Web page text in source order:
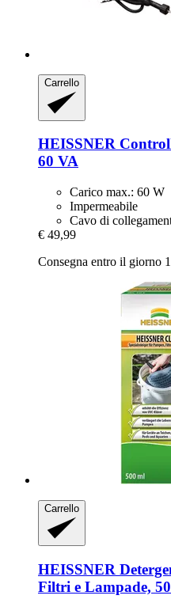
Carrello
HEISSNER
60 VA
Carico max.: 60 W
Impermeabile
Cavo di
€ 49,99
Consegna entro il giorno
Carrello
HEISSNER
Filtri e Lampade,